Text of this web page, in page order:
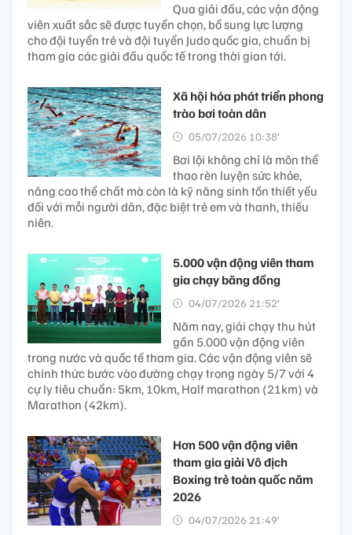
Qua giải đấu, các vận động
viên xuất sắc sẽ được tuyển chọn, bổ sung lực lượng
cho đội tuyển trẻ và đội tuyển Judo quốc gia, chuẩn bị
tham gia các giải đấu quốc tế trong thời gian tới.
Xã hội hóa phát triển phong
trào bơi toàn dân
05/07/2026 10:38’
Bơi lội không chỉ là môn thể
thao rèn luyện sức khỏe,
nâng cao thể chất mà còn là kỹ năng sinh tồn thiết yếu
đối với mỗi người dân, đặc biệt trẻ em và thanh, thiếu
niên.
5.000 vận động viên tham
gia chạy băng đồng
04/07/2026 21:52’
Năm nay, giải chạy thu hút
gần 5.000 vận động viên
trong nước và quốc tế tham gia. Các vận động viên sẽ
chính thức bước vào đường chạy trong ngày 5/7 với 4
cự ly tiêu chuẩn: 5km, 10km, Half marathon (21km) và
Marathon (42km).
Hơn 500 vận động viên
tham gia giải Vô địch
Boxing trẻ toàn quốc năm
2026
04/07/2026 21:49’